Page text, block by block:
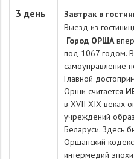
3 день
Завтрак в
Выезд из
Город ОРША
под 1067 годом.
самоуправление
Главной
Орши считается
в XVII-XIX веках
учреждений
Беларуси. Здесь
Оршанский
интермедий